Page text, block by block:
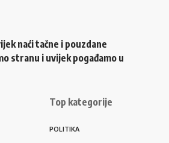
naći tačne i pouzdane
stranu i uvijek pogađamo u
Top kategorije
POLITIKA